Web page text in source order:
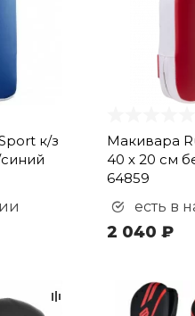
к/з
Макивара
40 х 20 см
64859
есть в
2 040 ₽